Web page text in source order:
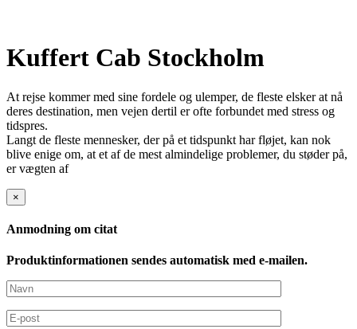
Kuffert Cab Stockholm
At rejse kommer med sine fordele og ulemper, de fleste elsker at nå
deres destination, men vejen dertil er ofte forbundet med stress og
tidspres.
Langt de fleste mennesker, der på et tidspunkt har fløjet, kan nok
blive enige om, at et af de mest almindelige problemer, du støder på,
er vægten af
×
Anmodning om citat
Produktinformationen sendes automatisk med e-mailen.